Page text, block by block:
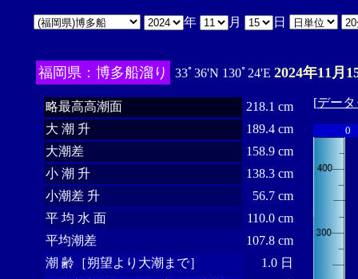
年 月 日
福岡県：博多船溜り 33ﾟ36'N 130ﾟ24'E 2024年11月
略最高高潮面
218.1 cm
大 潮 升
189.4 cm
大潮差
158.9 cm
小 潮 升
138.3 cm
小潮差 升
56.7 cm
平 均 水 面
110.0 cm
平均潮差
107.8 cm
潮 齢［朔望より大潮まで］
1.0 日
[デー
0